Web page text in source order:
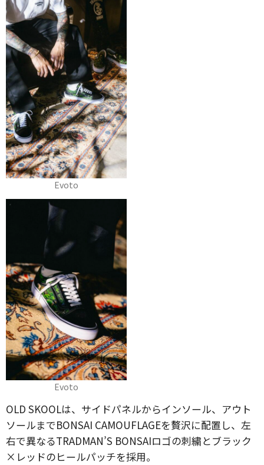
Evoto
Evoto
OLD SKOOLは、サイドパネルからインソール、アウト
ソールまでBONSAI CAMOUFLAGEを贅沢に配置し、左
右で異なるTRADMAN’S BONSAIロゴの刺繍とブラック
×レッドのヒールパッチを採用。